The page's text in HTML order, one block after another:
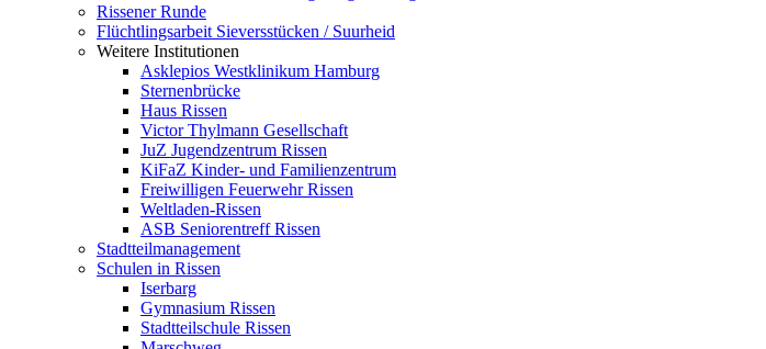
Rissener Runde
Flüchtlingsarbeit Sieversstücken / Suurheid
Weitere Institutionen
Asklepios Westklinikum Hamburg
Sternenbrücke
Haus Rissen
Victor Thylmann Gesellschaft
JuZ Jugendzentrum Rissen
KiFaZ Kinder- und Familienzentrum
Freiwilligen Feuerwehr Rissen
Weltladen-Rissen
ASB Seniorentreff Rissen
Stadtteilmanagement
Schulen in Rissen
Iserbarg
Gymnasium Rissen
Stadtteilschule Rissen